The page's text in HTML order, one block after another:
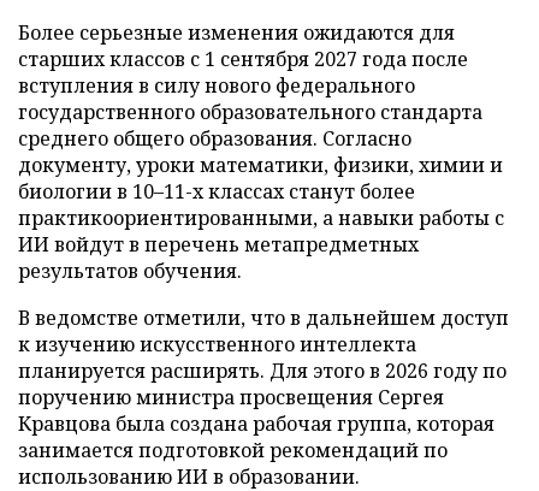
Более серьезные изменения ожидаются для
старших классов с 1 сентября 2027 года после
вступления в силу нового федерального
государственного образовательного стандарта
среднего общего образования. Согласно
документу, уроки математики, физики, химии и
биологии в 10–11-х классах станут более
практикоориентированными, а навыки работы с
ИИ войдут в перечень метапредметных
результатов обучения.
В ведомстве отметили, что в дальнейшем доступ
к изучению искусственного интеллекта
планируется расширять. Для этого в 2026 году по
поручению министра просвещения Сергея
Кравцова была создана рабочая группа, которая
занимается подготовкой рекомендаций по
использованию ИИ в образовании.